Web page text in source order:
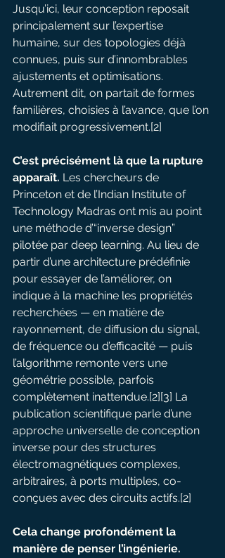
Jusqu’ici, leur conception reposait
principalement sur l’expertise
humaine, sur des topologies déjà
connues, puis sur d’innombrables
ajustements et optimisations.
Autrement dit, on partait de formes
familières, choisies à l’avance, que l’on
modifiait progressivement.[2]
C’est précisément là que la rupture
apparaît. Les chercheurs de
Princeton et de l’Indian Institute of
Technology Madras ont mis au point
une méthode d’“inverse design”
pilotée par deep learning. Au lieu de
partir d’une architecture prédéfinie
pour essayer de l’améliorer, on
indique à la machine les propriétés
recherchées — en matière de
rayonnement, de diffusion du signal,
de fréquence ou d’efficacité — puis
l’algorithme remonte vers une
géométrie possible, parfois
complètement inattendue.[2][3] La
publication scientifique parle d’une
approche universelle de conception
inverse pour des structures
électromagnétiques complexes,
arbitraires, à ports multiples, co-
conçues avec des circuits actifs.[2]
Cela change profondément la
manière de penser l’ingénierie.